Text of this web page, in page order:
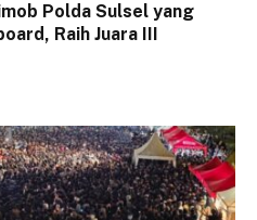
Polda Sulsel yang
Raih Juara III